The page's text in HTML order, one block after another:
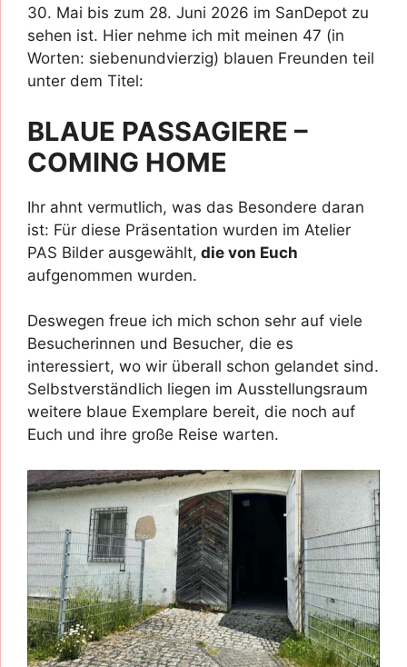
30. Mai bis zum 28. Juni 2026 im SanDepot zu
sehen ist. Hier nehme ich mit meinen 47 (in
Worten: siebenundvierzig) blauen Freunden teil
unter dem Titel:
BLAUE PASSAGIERE –
COMING HOME
Ihr ahnt vermutlich, was das Besondere daran
ist: Für diese Präsentation wurden im Atelier
PAS Bilder ausgewählt, die von Euch
aufgenommen wurden.
Deswegen freue ich mich schon sehr auf viele
Besucherinnen und Besucher, die es
interessiert, wo wir überall schon gelandet sind.
Selbstverständlich liegen im Ausstellungsraum
weitere blaue Exemplare bereit, die noch auf
Euch und ihre große Reise warten.